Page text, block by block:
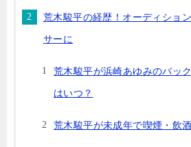
荒木駿平の経歴！オーディショ
サーに
荒木駿平が浜崎あゆみのバッ
はいつ？
荒木駿平が未成年で喫煙・飲